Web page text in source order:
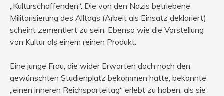
„Kulturschaffenden“. Die von den Nazis betriebene
Militarisierung des Alltags (Arbeit als Einsatz deklariert)
scheint zementiert zu sein. Ebenso wie die Vorstellung
von Kultur als einem reinen Produkt.
Eine junge Frau, die wider Erwarten doch noch den
gewünschten Studienplatz bekommen hatte, bekannte
„einen inneren Reichsparteitag“ erlebt zu haben, als sie